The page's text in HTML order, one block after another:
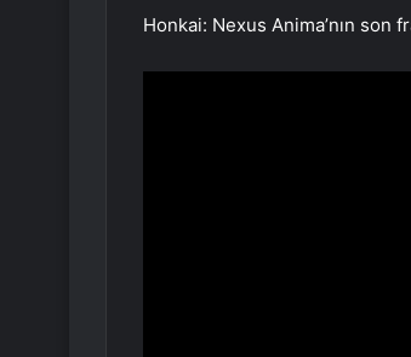
Honkai: Nexus Anima’nın son